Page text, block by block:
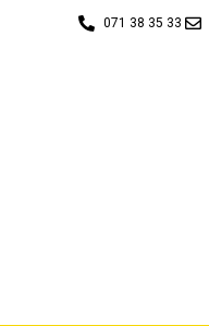
071 38 35 33